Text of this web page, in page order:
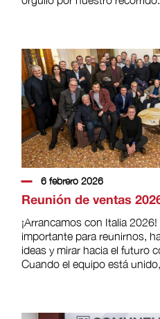
6 febrero 2026
Reunión de ventas
¡Arrancamos con Italia
importante para reunirnos,
ideas y mirar hacia el futuro
Cuando el equipo está